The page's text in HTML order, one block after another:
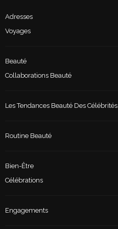
Adresses
Voyages
Beauté
Collaborations Beauté
Les Tendances Beauté Des Célébrités
Routine Beauté
Bien-Être
Célébrations
Engagements